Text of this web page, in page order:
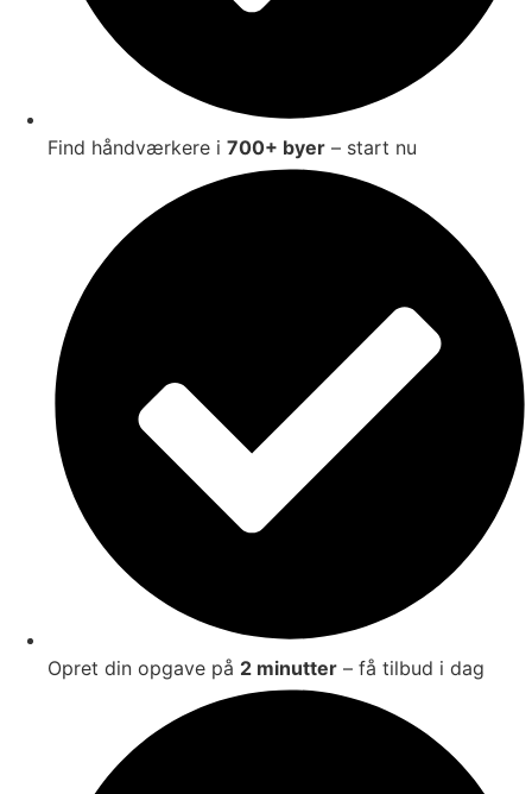
Find håndværkere i 700+ byer – start nu
Opret din opgave på 2 minutter – få tilbud i dag